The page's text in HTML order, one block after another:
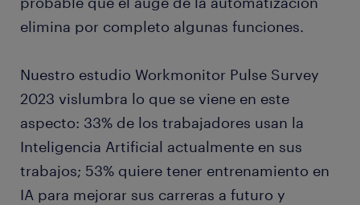
elimina por completo algunas funciones.
Nuestro estudio Workmonitor Pulse Survey
2023 vislumbra lo que se viene en este
aspecto: 33% de los trabajadores usan la
Inteligencia Artificial actualmente en sus
trabajos; 53% quiere tener entrenamiento en
IA para mejorar sus carreras a futuro y